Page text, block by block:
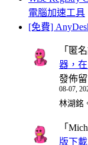
電腦加速工具
[免費]
「 匿
器，
發佈
08-07,
林湖銘
「
版下